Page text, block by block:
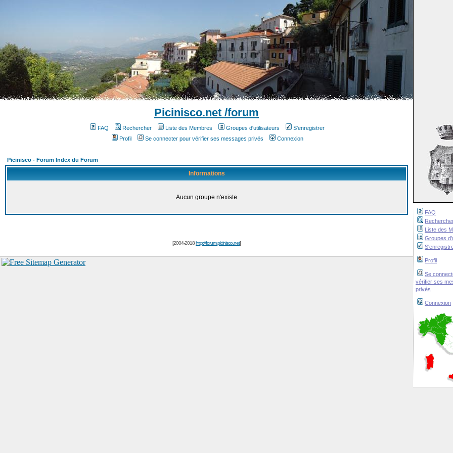
FAQ
Liste des
Groupes
Profil
Se
vérifier ses
privés
Connexion
Picinisco.net /forum
FAQ Rechercher Liste des Membres Groupes d'utilisateurs
S'enregistrer
Profil
Se connecter pour vérifier ses messages privés Connexion
Picinisco - Forum Index du Forum
Informations
Aucun groupe n'existe
[2004-2018http://forum.picinisco.net]